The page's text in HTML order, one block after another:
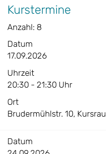
Kurstermine
Anzahl: 8
Datum
17.09.2026
Uhrzeit
20:30 - 21:30 Uhr
Ort
Brudermühlstr. 10,
Datum